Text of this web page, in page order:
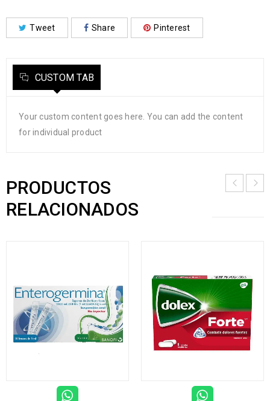
Tweet Share Pinterest
CUSTOM TAB
Your custom content goes here. You can add the content
for individual product
PRODUCTOS
RELACIONADOS